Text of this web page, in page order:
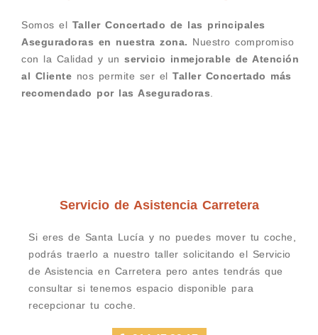
Somos el Taller Concertado de las principales
Aseguradoras en nuestra zona. Nuestro compromiso
con la Calidad y un servicio inmejorable de Atención
al Cliente nos permite ser el Taller Concertado más
recomendado por las Aseguradoras.
Servicio de Asistencia Carretera
Si eres de Santa Lucía y no puedes mover tu coche,
podrás traerlo a nuestro taller solicitando el Servicio
de Asistencia en Carretera pero antes tendrás que
consultar si tenemos espacio disponible para
recepcionar tu coche.